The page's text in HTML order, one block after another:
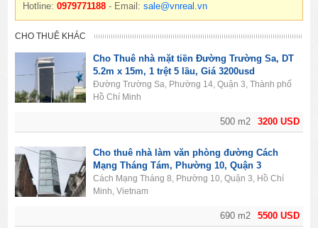
Hotline:0979771188 - Email:sale@vnreal.vn
CHO THUÊ KHÁC
3200 USD
500 m2
Cho Thuê nhà mặt tiền Đường Trường Sa, DT
5.2m x 15m, 1 trệt 5 lầu, Giá 3200usd
Đường Trường Sa, Phường 14, Quận 3, Thành phố
Hồ Chí Minh
5500 USD
690 m2
Cho thuê nhà làm văn phòng đường Cách
Mạng Tháng Tám, Phường 10, Quận 3
Cách Mạng Tháng 8, Phường 10, Quận 3, Hồ Chí
Minh, Vietnam